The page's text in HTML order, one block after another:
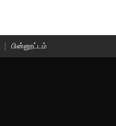
பின்னூட்டம்